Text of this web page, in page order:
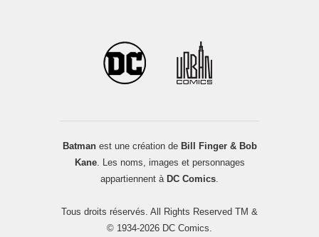
Batmanest une création de Bill Finger & Bob
Kane. Les noms, images et personnages
appartiennent à DC Comics
Tous droits réservés. All Rights Reserved TM &
© 1934-2026 DC Comics.